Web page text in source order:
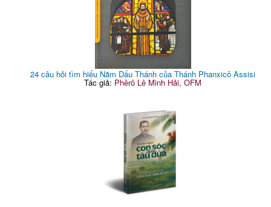
24 câu hỏi tìm hiểu Năm Dấu Thánh của Thánh Phanxicô Assisi
Tác giả: Phêrô Lê Minh Hải, OFM